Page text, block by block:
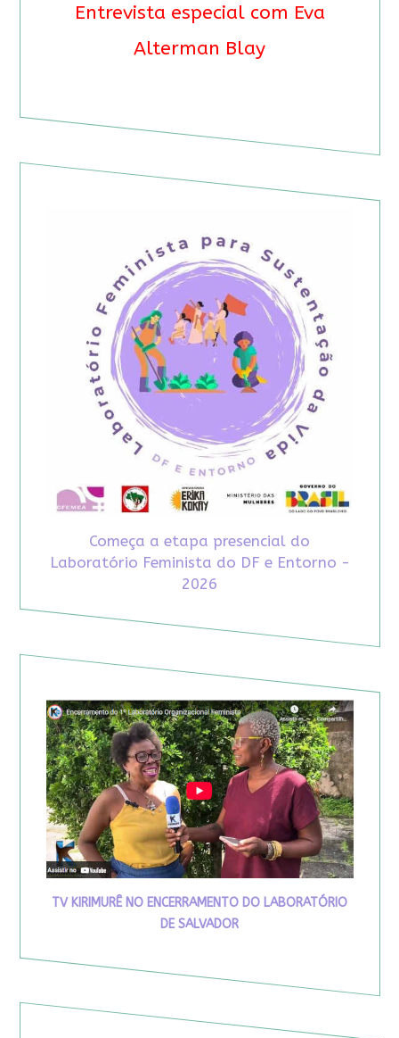
Entrevista especial com Eva
Alterman Blay
Começa a etapa presencial do
Laboratório Feminista do DF e Entorno -
2026
TV KIRIMURÊ NO ENCERRAMENTO DO LABORATÓRIO
DE SALVADOR